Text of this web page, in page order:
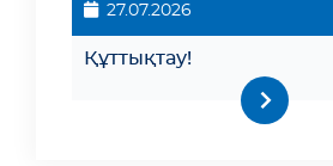
27.07.2026
Құттықтау!